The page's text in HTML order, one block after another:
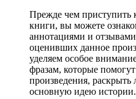
Прежде чем приступить
книги, вы можете
аннотациями и
оценивших данное
уделяем особое
фразам, которые
произведения, раскрыть
основную идею истории.